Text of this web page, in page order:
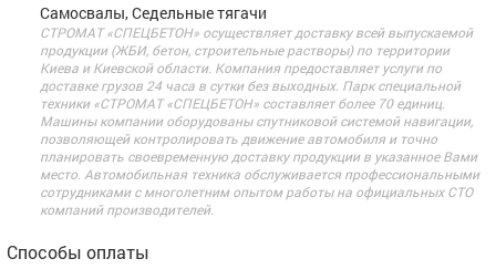
Самосвалы, Седельные тягачи
СТРОМАТ «СПЕЦБЕТОН» осуществляет доставку всей выпускаемой
продукции (ЖБИ, бетон, строительные растворы) по территории
Киева и Киевской области. Компания предоставляет услуги по
доставке грузов 24 часа в сутки без выходных. Парк специальной
техники «СТРОМАТ «СПЕЦБЕТОН» составляет более 70 единиц.
Машины компании оборудованы спутниковой системой навигации,
позволяющей контролировать движение автомобиля и точно
планировать своевременную доставку продукции в указанное Вами
место. Автомобильная техника обслуживается профессиональными
сотрудниками с многолетним опытом работы на официальных СТО
компаний производителей.
Способы оплаты